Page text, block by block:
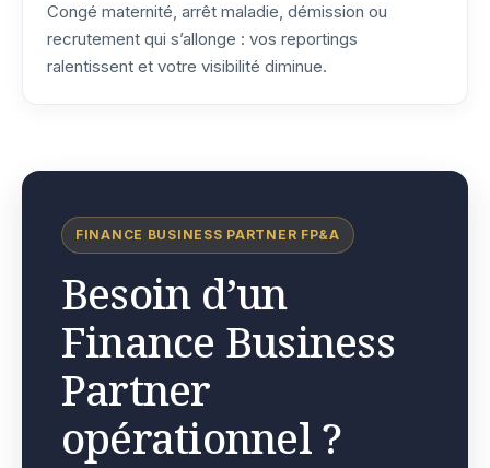
Congé maternité, arrêt maladie, démission ou
recrutement qui s’allonge : vos reportings
ralentissent et votre visibilité diminue.
FINANCE BUSINESS PARTNER FP&A
Besoin d’un
Finance Business
Partner
opérationnel ?